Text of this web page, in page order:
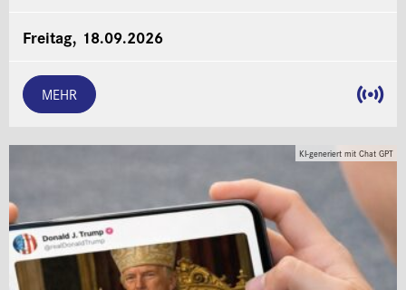
Freitag, 18.09.2026
MEHR
KI-generiert mit Chat GPT